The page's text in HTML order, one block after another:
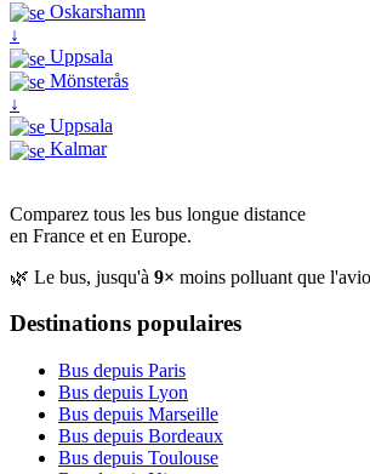
Oskarshamn
↓
Uppsala
Mönsterås
↓
Uppsala
Kalmar
Comparez tous les bus longue distance
en France et en Europe.
🌿 Le bus, jusqu'à 9× moins polluant que
Destinations populaires
Bus depuis Paris
Bus depuis Lyon
Bus depuis Marseille
Bus depuis Bordeaux
Bus depuis Toulouse